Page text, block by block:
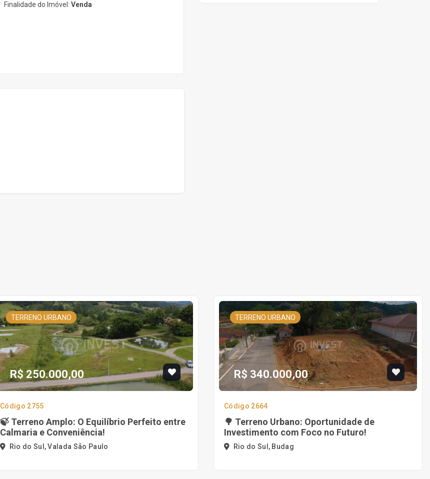
Finalidade do Imóvel: Venda
TERRENO URBANO
R$ 250.000,00
Código 2755
🍃 Terreno Amplo: O Equilíbrio Perfeito entre
Calmaria e Conveniência!
Rio do Sul, Valada São Paulo
TERRENO URBANO
R$ 340.000,00
Código 2664
🌳 Terreno Urbano: Oportunidade de
Investimento com Foco no Futuro!
Rio do Sul, Budag